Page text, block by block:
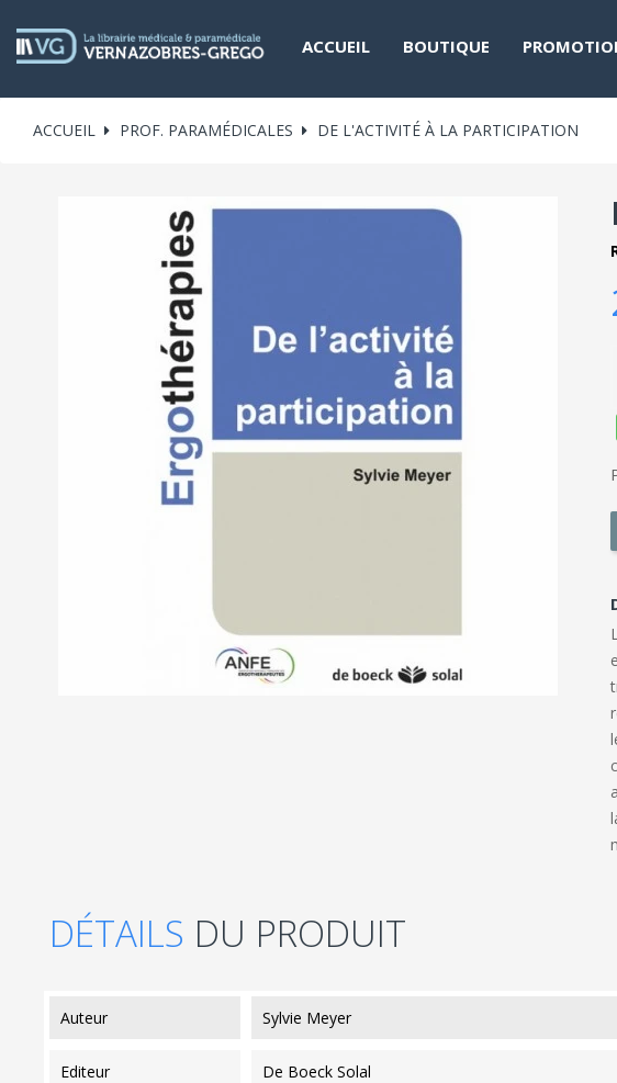
ACCUEIL BOUTIQUE
ACCUEIL PROF. PARAMÉDICALES DE L'ACTIVITÉ À LA PARTICIPATION
DÉTAILS DU PRODUIT
auteur Sylvie Meyer
editeur De Boeck Solal